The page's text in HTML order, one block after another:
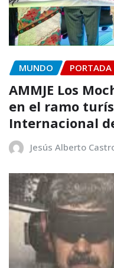
MUNDO PORTADA
AMMJE Los
en el ramo
Internacional
Jesús Alberto